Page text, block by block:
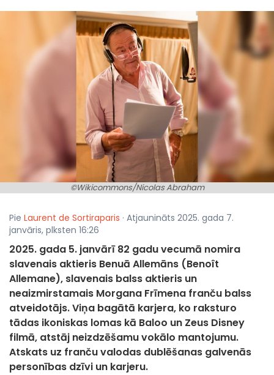
©Wikicommons/Nicolas Abraham
Pie Laurent de Sortiraparis · Atjaunināts 2025. gada 7.
janvāris, plksten 16:26
2025. gada 5. janvārī 82 gadu vecumā nomira
slavenais aktieris Benuā Allemāns (Benoît
Allemane), slavenais balss aktieris un
neaizmirstamais Morgana Frīmena franču balss
atveidotājs. Viņa bagātā karjera, ko raksturo
tādas ikoniskas lomas kā Baloo un Zeus Disney
filmā, atstāj neizdzēšamu vokālo mantojumu.
Atskats uz franču valodas dublēšanas galvenās
personības dzīvi un karjeru.